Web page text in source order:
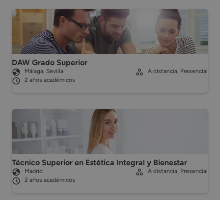
DAW Grado Superior
Málaga, Sevilla
2 años académicos
A distancia, Presencial
Técnico Superior en Estética Integral y Bienestar
Madrid
2 años académicos
A distancia, Presencial